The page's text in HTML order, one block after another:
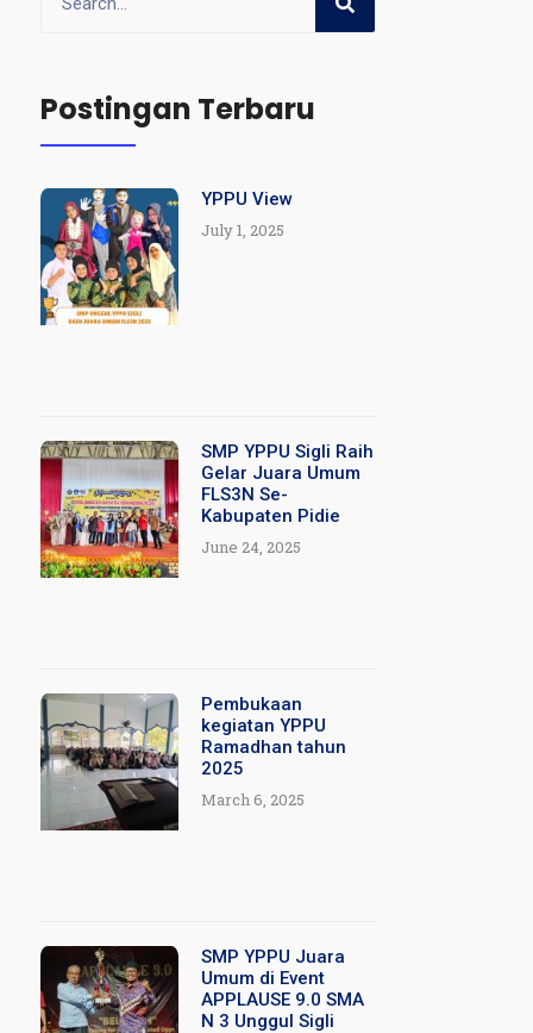
Postingan Terbaru
YPPU View
July 1, 2025
SMP YPPU Sigli Raih
Gelar Juara Umum
FLS3N Se-
Kabupaten Pidie
June 24, 2025
Pembukaan
kegiatan YPPU
Ramadhan tahun
2025
March 6, 2025
SMP YPPU Juara
Umum di Event
APPLAUSE 9.0 SMA
N 3 Unggul Sigli